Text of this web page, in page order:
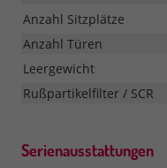
Anzahl Sitzplätze
Anzahl Türen
Leergewicht
Rußpartikelfilter / SCR
Serienausstattungen